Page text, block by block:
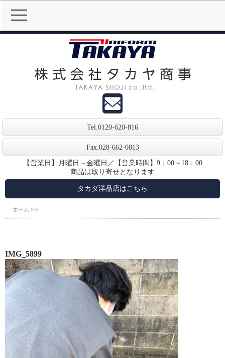
Tel.0120-620-816
Fax.028-662-0813
【営業日】月曜日～金曜日／【営業時間】9：00～18：00
商品は取り寄せとなります
タカダ洋品店はこちら
MENU
ホーム > >
IMG_5899